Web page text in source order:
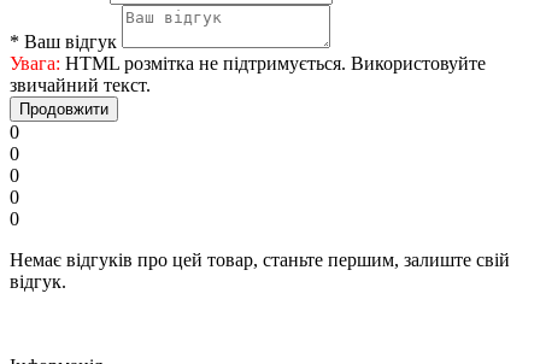
* Ваш відгук
Увага: HTML розмітка не підтримується. Використовуйте
звичайний текст.
Продовжити
0
0
0
0
0
Немає відгуків про цей товар, станьте першим, залиште свій
відгук.